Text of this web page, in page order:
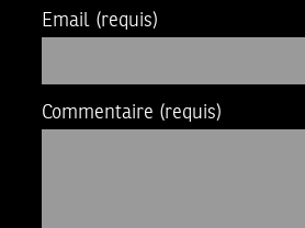
Email (requis)
Commentaire (requis)